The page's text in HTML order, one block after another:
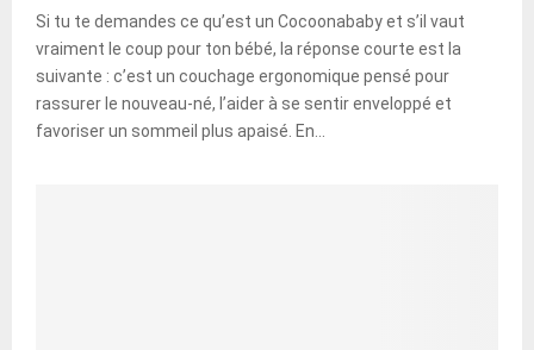
Si tu te demandes ce qu’est un Cocoonababy et s’il vaut
vraiment le coup pour ton bébé, la réponse courte est la
suivante : c’est un couchage ergonomique pensé pour
rassurer le nouveau-né, l’aider à se sentir enveloppé et
favoriser un sommeil plus apaisé. En...